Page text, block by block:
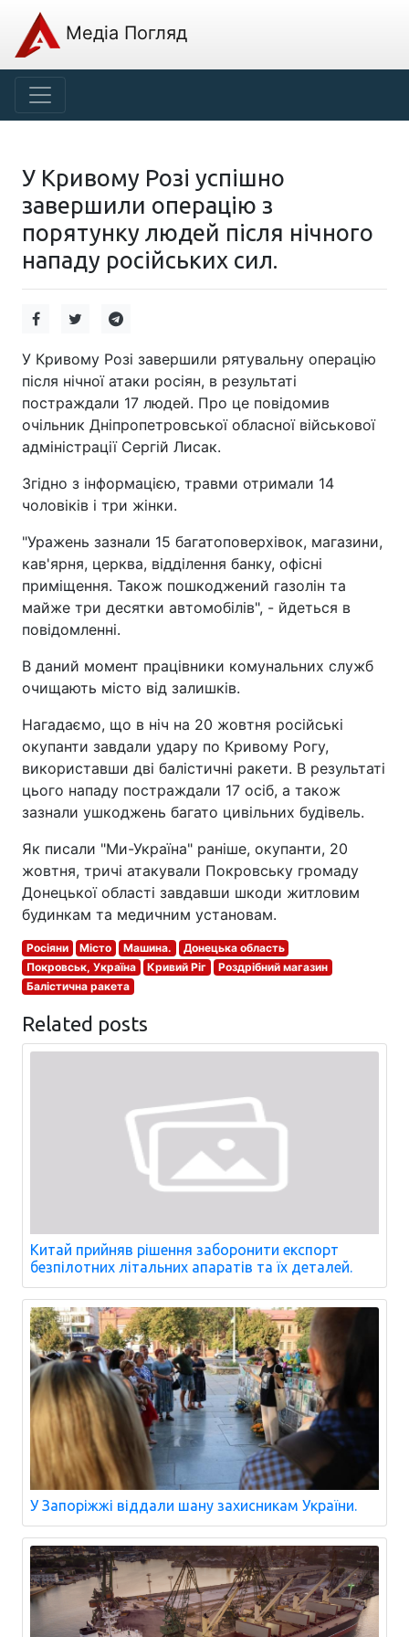
Медіа Погляд
У Кривому Розі успішно
завершили операцію з
порятунку людей після нічного
нападу російських сил.
У Кривому Розі завершили рятувальну операцію
після нічної атаки росіян, в результаті
постраждали 17 людей. Про це повідомив
очільник Дніпропетровської обласної військової
адміністрації Сергій Лисак.
Згідно з інформацією, травми отримали 14
чоловіків і три жінки.
"Уражень зазнали 15 багатоповерхівок, магазини,
кав'ярня, церква, відділення банку, офісні
приміщення. Також пошкоджений газолін та
майже три десятки автомобілів", - йдеться в
повідомленні.
В даний момент працівники комунальних служб
очищають місто від залишків.
Нагадаємо, що в ніч на 20 жовтня російські
окупанти завдали удару по Кривому Рогу,
використавши дві балістичні ракети. В результаті
цього нападу постраждали 17 осіб, а також
зазнали ушкоджень багато цивільних будівель.
Як писали "Ми-Україна" раніше, окупанти, 20
жовтня, тричі атакували Покровську громаду
Донецької області завдавши шкоди житловим
будинкам та медичним установам.
Росіяни Місто Машина.
Донецька область
Покровськ, Україна
Кривий Ріг
Роздрібний магазин
Балістична ракета
Related posts
Китай прийняв рішення заборонити експорт
безпілотних літальних апаратів та їх деталей.
У Запоріжжі віддали шану захисникам України.